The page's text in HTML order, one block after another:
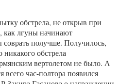
обстрела, не открыв при
как лгуны начинают
получше. Получилось,
обстрела
вертолетом не было. А
всего час-полтора появился